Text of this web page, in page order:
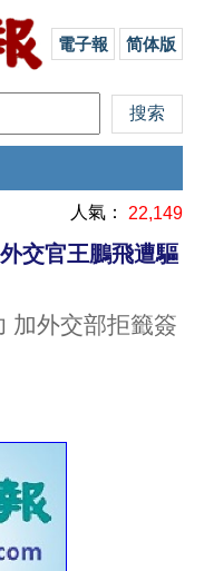
電子報 简体版
人氣： 22,149
交官王鵬飛遭驅
外交部拒籤簽